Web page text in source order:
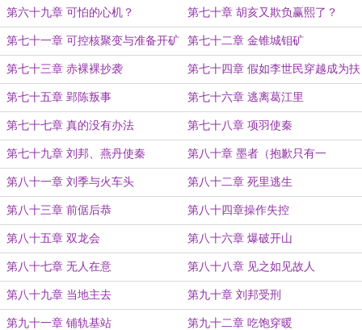
第六十九章 可怕的心机？ 第七十章 胡亥又欺负赢熙了？
第七十一章 可控核聚变与准备开矿 第七十二章 金锥城钼矿
第七十三章 赤裸裸抄袭 第七十四章 假如李世民穿越成为扶
苏
第七十五章 郢陈叛事 第七十六章 逃离葛江里
第七十七章 真的没有办法 第七十八章 项羽使秦
第七十九章 刘邦、燕丹使秦 第八十章 墨者（抱歉只有一
更……）
第八十一章 刘季与火车头 第八十二章 死里逃生
第八十三章 前倨后恭 第八十四章操作失控
第八十五章 双龙会 第八十六章 爆破开山
第八十七章 无人在意 第八十八章 见之如见故人
第八十九章 当地主去 第九十章 刘邦受刑
第九十一章 铺轨基站 第九十二章 吃饱穿暖